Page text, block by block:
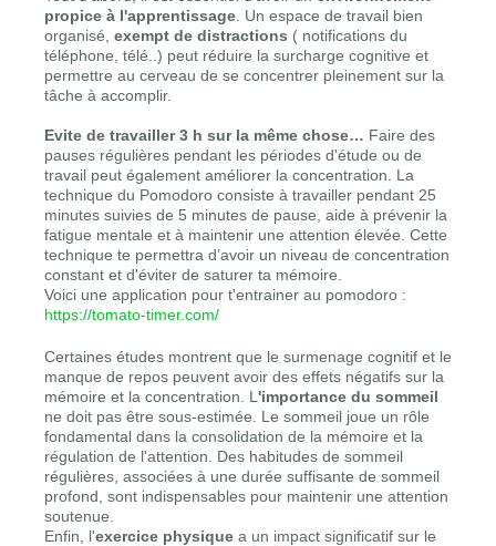
propice à l'apprentissage . Un espace de travail bien
organisé, exempt de distractions ( notifications du
téléphone, télé..) peut réduire la surcharge cognitive et
permettre au cerveau de se concentrer pleinement sur la
tâche à accomplir.
Evite de travailler 3 h sur la même chose… Faire des
pauses régulières pendant les périodes d'étude ou de
travail peut également améliorer la concentration. La
technique du Pomodoro consiste à travailler pendant 25
minutes suivies de 5 minutes de pause, aide à prévenir la
fatigue mentale et à maintenir une attention élevée. Cette
technique te permettra d’avoir un niveau de concentration
constant et d'éviter de saturer ta mémoire.
Voici une application pour t'entrainer au pomodoro :
https://tomato-timer.com/
Certaines études montrent que le surmenage cognitif et le
manque de repos peuvent avoir des effets négatifs sur la
mémoire et la concentration. L 'importance du sommeil
ne doit pas être sous-estimée. Le sommeil joue un rôle
fondamental dans la consolidation de la mémoire et la
régulation de l'attention. Des habitudes de sommeil
régulières, associées à une durée suffisante de sommeil
profond, sont indispensables pour maintenir une attention
soutenue.
Enfin, l'exercice physique a un impact significatif sur le